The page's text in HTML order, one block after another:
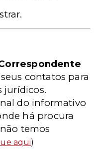
contatos para
jurídicos.
do informativo
há procura
temos
aqui)